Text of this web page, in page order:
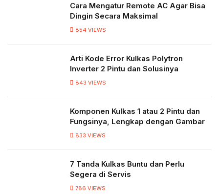
Cara Mengatur Remote AC Agar Bisa
Dingin Secara Maksimal
854 VIEWS
Arti Kode Error Kulkas Polytron
Inverter 2 Pintu dan Solusinya
843 VIEWS
Komponen Kulkas 1 atau 2 Pintu dan
Fungsinya, Lengkap dengan Gambar
833 VIEWS
7 Tanda Kulkas Buntu dan Perlu
Segera di Servis
786 VIEWS